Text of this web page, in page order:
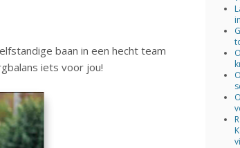
baan in een hecht team
iets voor jou!